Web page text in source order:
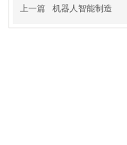
上一篇 机器人智能制造